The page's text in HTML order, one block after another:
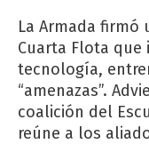
La Armada firmó
Cuarta Flota que
tecnología,
“amenazas”.
coalición del
reúne a los